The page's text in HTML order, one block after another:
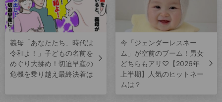
義母「あなたたち、時代は
令和よ！」子どもの名前を
めぐり大揉め！切迫早産の
危機を乗り越え最終決着は
今「ジェンダーレスネー
ム」が空前のブーム！男女
どちらもアリ♡【2026年
上半期】人気のヒットネー
ムは？